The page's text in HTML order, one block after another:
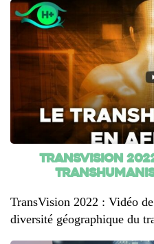
TransVision
TransVision 2022 : Vidéo
diversité géographique du